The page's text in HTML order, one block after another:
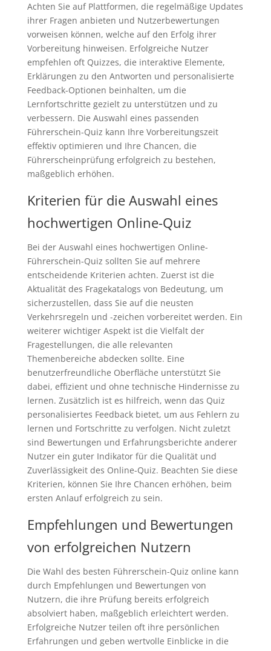
Achten Sie auf Plattformen, die regelmäßige Updates
ihrer Fragen anbieten und Nutzerbewertungen
vorweisen können, welche auf den Erfolg ihrer
Vorbereitung hinweisen. Erfolgreiche Nutzer
empfehlen oft Quizzes, die interaktive Elemente,
Erklärungen zu den Antworten und personalisierte
Feedback-Optionen beinhalten, um die
Lernfortschritte gezielt zu unterstützen und zu
verbessern. Die Auswahl eines passenden
Führerschein-Quiz kann Ihre Vorbereitungszeit
effektiv optimieren und Ihre Chancen, die
Führerscheinprüfung erfolgreich zu bestehen,
maßgeblich erhöhen.
Kriterien für die Auswahl eines
hochwertigen Online-Quiz
Bei der Auswahl eines hochwertigen Online-
Führerschein-Quiz sollten Sie auf mehrere
entscheidende Kriterien achten. Zuerst ist die
Aktualität des Fragekatalogs von Bedeutung, um
sicherzustellen, dass Sie auf die neusten
Verkehrsregeln und -zeichen vorbereitet werden. Ein
weiterer wichtiger Aspekt ist die Vielfalt der
Fragestellungen, die alle relevanten
Themenbereiche abdecken sollte. Eine
benutzerfreundliche Oberfläche unterstützt Sie
dabei, effizient und ohne technische Hindernisse zu
lernen. Zusätzlich ist es hilfreich, wenn das Quiz
personalisiertes Feedback bietet, um aus Fehlern zu
lernen und Fortschritte zu verfolgen. Nicht zuletzt
sind Bewertungen und Erfahrungsberichte anderer
Nutzer ein guter Indikator für die Qualität und
Zuverlässigkeit des Online-Quiz. Beachten Sie diese
Kriterien, können Sie Ihre Chancen erhöhen, beim
ersten Anlauf erfolgreich zu sein.
Empfehlungen und Bewertungen
von erfolgreichen Nutzern
Die Wahl des besten Führerschein-Quiz online kann
durch Empfehlungen und Bewertungen von
Nutzern, die ihre Prüfung bereits erfolgreich
absolviert haben, maßgeblich erleichtert werden.
Erfolgreiche Nutzer teilen oft ihre persönlichen
Erfahrungen und geben wertvolle Einblicke in die